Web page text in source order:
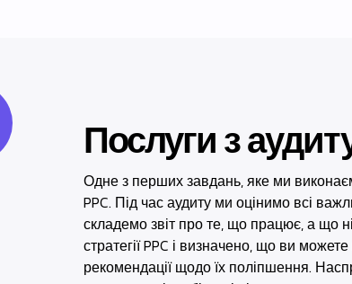
Послуги з
Одне з перших завдань, яке ми
PPC. Під час аудиту ми оцінимо всі
складемо звіт про те, що працює, а що
стратегії PPC і визначено, що ви
рекомендації щодо їх поліпшення.